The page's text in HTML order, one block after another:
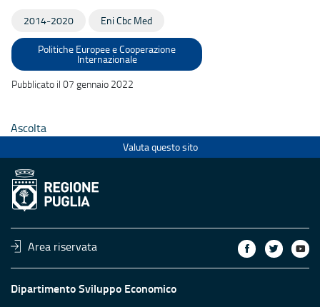
2014-2020 Eni Cbc Med
Politiche Europee e Cooperazione
Internazionale
Pubblicato il 07 gennaio 2022
Ascolta
Valuta questo sito
Area riservata
Dipartimento Sviluppo Economico